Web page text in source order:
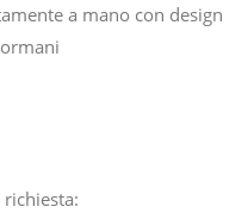
a mano con design